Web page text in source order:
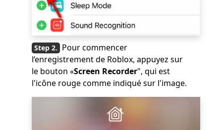
Pour commencer
l’enregistrement de Roblox, appuyez sur
le bouton «Screen Recorder", qui est
l'icône rouge comme indiqué sur l'image.